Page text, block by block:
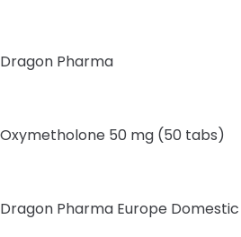
Dragon Pharma
Oxymetholone 50 mg (50 tabs)
Dragon Pharma Europe Domestic